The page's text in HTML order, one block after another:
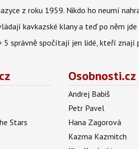
z roku 1959. Nikdo ho neumí
kavkazské klany a teď po něm jde
správně spočítají jen lidé, kteří znají
Stars
Osobnosti.cz
Andrej Babiš
Petr Pavel
Hana Zagorová
Kazma Kazmitch